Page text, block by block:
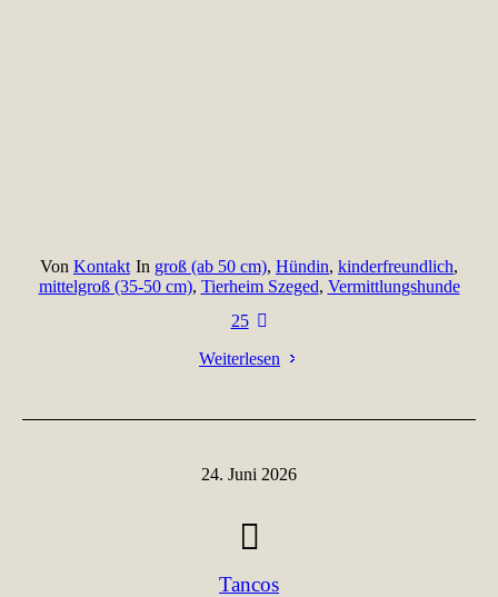
Von Kontakt In groß (ab 50 cm), Hündin, kinderfreundlich,
mittelgroß (35-50 cm), Tierheim Szeged, Vermittlungshunde
25
Weiterlesen
24. Juni 2026
Tancos